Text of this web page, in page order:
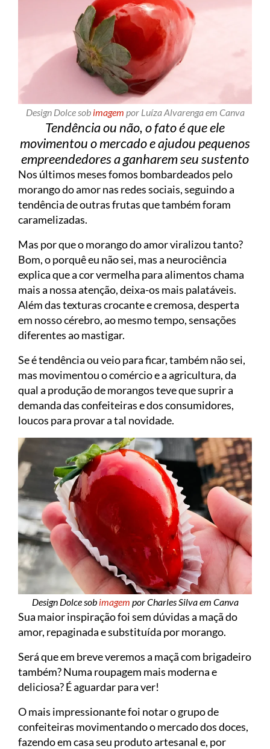
Design Dolce sob imagem por Luíza Alvarenga em Canva
Tendência ou não, o fato é que ele
movimentou o mercado e ajudou pequenos
empreendedores a ganharem seu sustento
Nos últimos meses fomos bombardeados pelo
morango do amor nas redes sociais, seguindo a
tendência de outras frutas que também foram
caramelizadas.
Mas por que o morango do amor viralizou tanto?
Bom, o porquê eu não sei, mas a neurociência
explica que a cor vermelha para alimentos chama
mais a nossa atenção, deixa-os mais palatáveis.
Além das texturas crocante e cremosa, desperta
em nosso cérebro, ao mesmo tempo, sensações
diferentes ao mastigar.
Se é tendência ou veio para ficar, também não sei,
mas movimentou o comércio e a agricultura, da
qual a produção de morangos teve que suprir a
demanda das confeiteiras e dos consumidores,
loucos para provar a tal novidade.
Design Dolce sob imagem por Charles Silva em Canva
Sua maior inspiração foi sem dúvidas a maçã do
amor, repaginada e substituída por morango.
Será que em breve veremos a maçã com brigadeiro
também? Numa roupagem mais moderna e
deliciosa? É aguardar para ver!
O mais impressionante foi notar o grupo de
confeiteiras movimentando o mercado dos doces,
fazendo em casa seu produto artesanal e, por